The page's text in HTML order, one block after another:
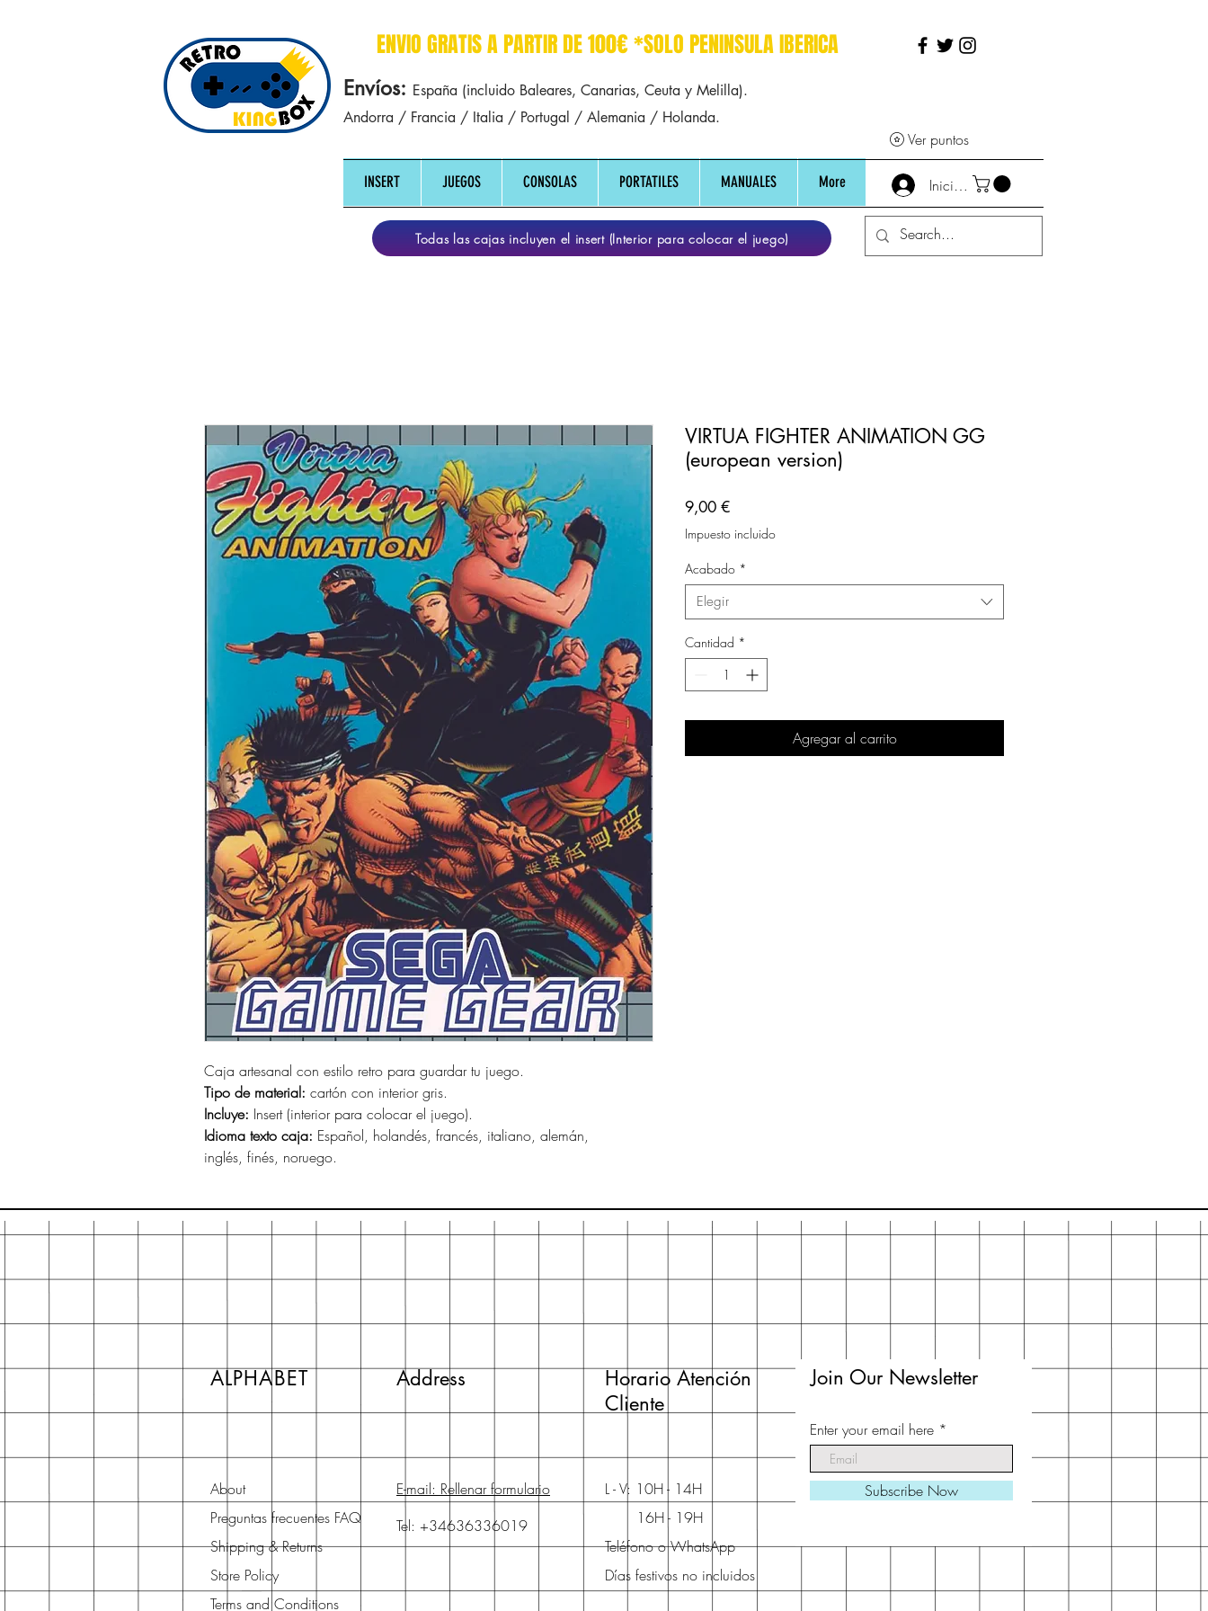
ENVIO GRATIS A PARTIR DE 100€ *SOLO PENINSULA IBERICA
Envíos: España (incluido Baleares, Canarias, Ceuta y Melilla).
Andorra / Francia / Italia / Portugal / Alemania / Holanda.
Ver puntos
INSERT JUEGOS CONSOLAS PORTATILES MANUALES More Iniciar sesión
Todas las cajas incluyen el insert (Interior para colocar el juego)
Caja artesanal con estilo retro para guardar tu juego.
Tipo de material: cartón con interior gris.
Incluye: Insert (interior para colocar el juego).
Idioma texto caja: Español, holandés, francés, italiano, alemán,
inglés, finés, noruego.
VIRTUA FIGHTER ANIMATION GG
(european version)
9,00 €Precio
Impuesto incluido
Acabado *
Elegir
Cantidad *
Agregar al carrito
ALPHABET Address
About
Preguntas frecuentes FAQ
Shipping & Returns
Store Policy
Terms and Conditions
E-mail: Rellenar formulario
Tel: +34636336019
Horario Atención
Cliente
L - V: 10H - 14H
16H - 19H
Teléfono o WhatsApp
Días festivos no incluidos
Join Our Newsletter
Enter your email here
Subscribe Now